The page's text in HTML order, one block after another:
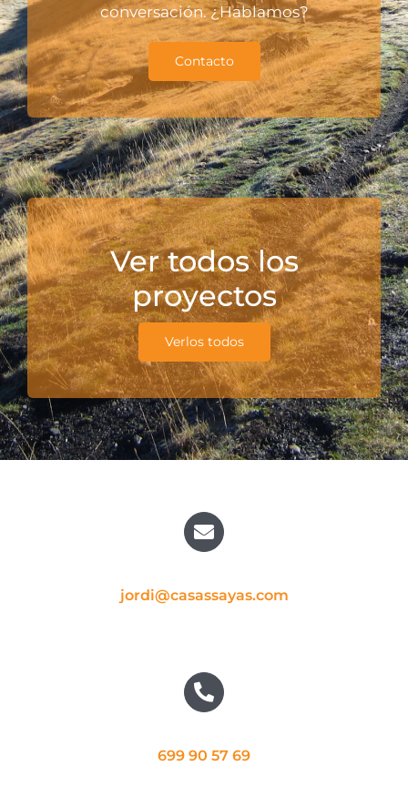
conversación. ¿Hablamos?
Contacto
Ver todos los
proyectos
Verlos todos
jordi@casassayas.com
699 90 57 69